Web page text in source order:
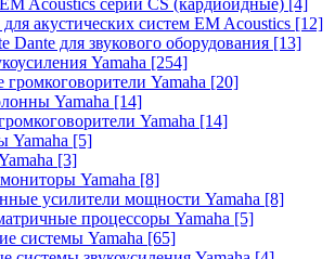
Acoustics серии CS (кардиоидные) [4]
акустических систем EM Acoustics [12]
Dante для звукового оборудования [13]
Yamaha [254]
Yamaha [20]
Yamaha [14]
Yamaha [14]
Yamaha [5]
[3]
Yamaha [8]
усилители мощности Yamaha [8]
процессоры Yamaha [5]
системы Yamaha [65]